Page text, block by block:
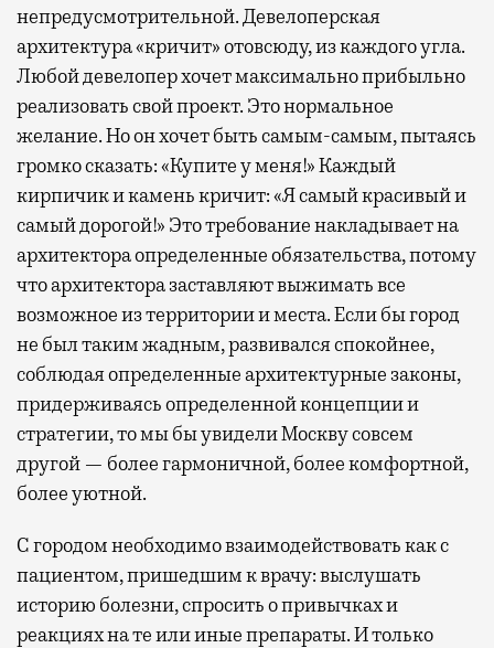
непредусмотрительной. Девелоперская
архитектура «кричит» отовсюду, из каждого угла.
Любой девелопер хочет максимально прибыльно
реализовать свой проект. Это нормальное
желание. Но он хочет быть самым-самым, пытаясь
громко сказать: «Купите у меня!» Каждый
кирпичик и камень кричит: «Я самый красивый и
самый дорогой!» Это требование накладывает на
архитектора определенные обязательства, потому
что архитектора заставляют выжимать все
возможное из территории и места. Если бы город
не был таким жадным, развивался спокойнее,
соблюдая определенные архитектурные законы,
придерживаясь определенной концепции и
стратегии, то мы бы увидели Москву совсем
другой — более гармоничной, более комфортной,
более уютной.
С городом необходимо взаимодействовать как с
пациентом, пришедшим к врачу: выслушать
историю болезни, спросить о привычках и
реакциях на те или иные препараты. И только